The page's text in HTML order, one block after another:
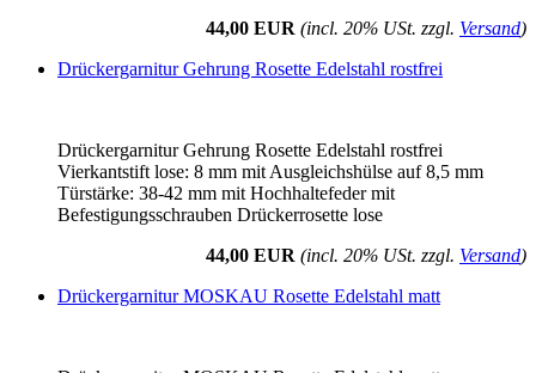
44,00 EUR (incl. 20% USt. zzgl. Versand)
Drückergarnitur Gehrung Rosette Edelstahl rostfrei
Drückergarnitur Gehrung Rosette Edelstahl rostfrei
Vierkantstift lose: 8 mm mit Ausgleichshülse auf 8,5 mm
Türstärke: 38-42 mm mit Hochhaltefeder mit
Befestigungsschrauben Drückerrosette lose
44,00 EUR (incl. 20% USt. zzgl. Versand)
Drückergarnitur MOSKAU Rosette Edelstahl matt